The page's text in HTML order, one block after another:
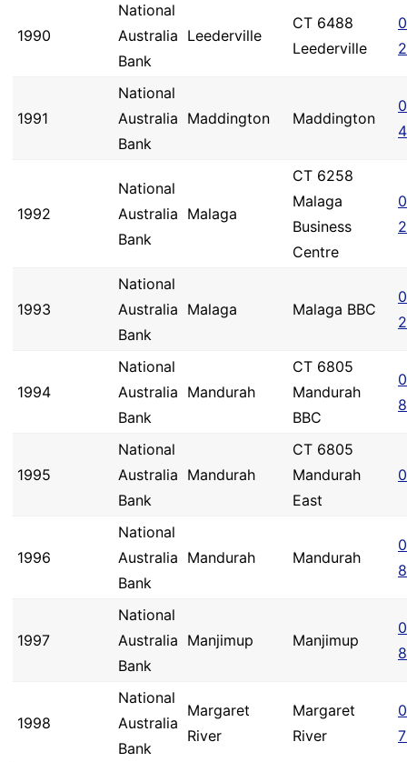
1990
National
Australia
Bank
Leederville
CT 6488
Leederville
1991
National
Australia
Bank
Maddington Maddington
1992
National
Australia
Bank
Malaga
CT 6258
Malaga
Business
Centre
1993
National
Australia
Bank
Malaga Malaga BBC
1994
National
Australia
Bank
Mandurah
CT 6805
Mandurah
BBC
1995
National
Australia
Bank
Mandurah
CT 6805
Mandurah
East
1996
National
Australia
Bank
Mandurah Mandurah
1997
National
Australia
Bank
Manjimup Manjimup
1998
National
Australia
Bank
Margaret
River
Margaret
River